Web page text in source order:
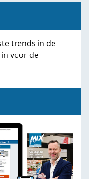
trends in de
voor de